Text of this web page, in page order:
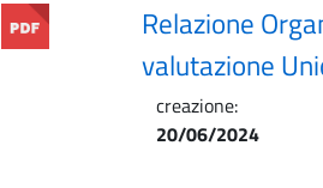
Relazione
valutazione
creazione:
20/06/2024